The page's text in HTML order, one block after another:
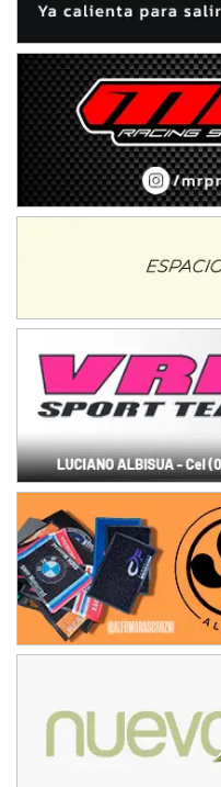
Humboldt (Santa Fe)
NORESTE SANTAFESINO - F6
Ciudad de Avellaneda (Asfalto)
Avellaneda (Santa Fe)
SUR SANTAFESINO - F4
José Samuel Sánchez (Tierra)
Rufino (Santa Fe)